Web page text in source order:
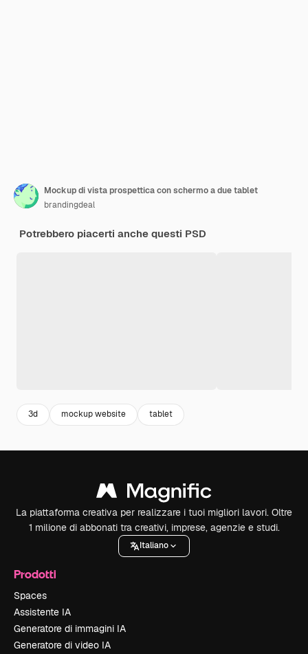
Mockup di vista prospettica con schermo a due tablet
brandingdeal
Potrebbero piacerti anche questi PSD
3d mockup website tablet
La piattaforma creativa per realizzare i tuoi migliori lavori. Oltre
1 milione di abbonati tra creativi, imprese, agenzie e studi.
Italiano
Prodotti
Spaces
Assistente IA
Generatore di immagini IA
Generatore di video IA